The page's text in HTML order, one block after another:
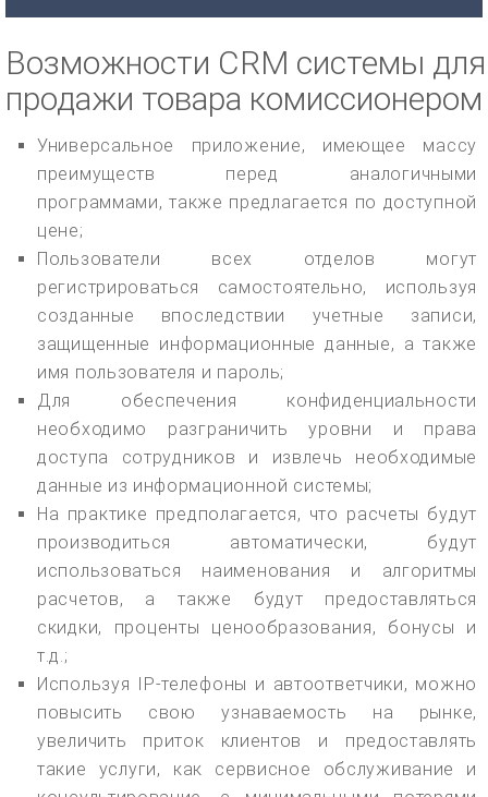
Возможности CRM системы для
продажи товара комиссионером
Универсальное приложение, имеющее массу
преимуществ перед аналогичными
программами, также предлагается по доступной
цене;
Пользователи всех отделов могут
регистрироваться самостоятельно, используя
созданные впоследствии учетные записи,
защищенные информационные данные, а также
имя пользователя и пароль;
Для обеспечения конфиденциальности
необходимо разграничить уровни и права
доступа сотрудников и извлечь необходимые
данные из информационной системы;
На практике предполагается, что расчеты будут
производиться автоматически, будут
использоваться наименования и алгоритмы
расчетов, а также будут предоставляться
скидки, проценты ценообразования, бонусы и
т.д.;
Используя IP-телефоны и автоответчики, можно
повысить свою узнаваемость на рынке,
увеличить приток клиентов и предоставлять
такие услуги, как сервисное обслуживание и